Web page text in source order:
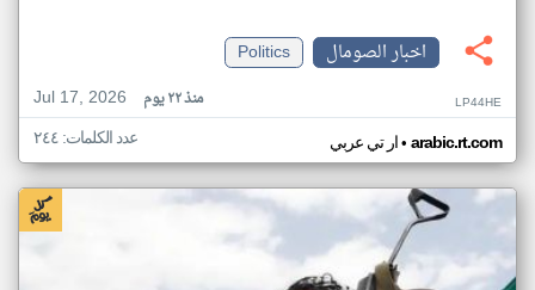
اخبار الصومال
Politics
Jul 17, 2026
منذ ٢٢ يوم LP44HE
ار تي عربي• arabic.rt.com عدد الكلمات: ٢٤٤